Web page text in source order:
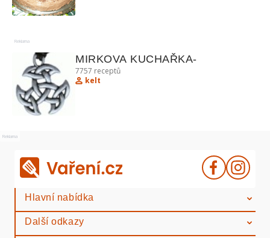
Reklama
MIRKOVA KUCHAŘKA-
7757 receptů
kelt
Reklama
Hlavní nabídka
Další odkazy